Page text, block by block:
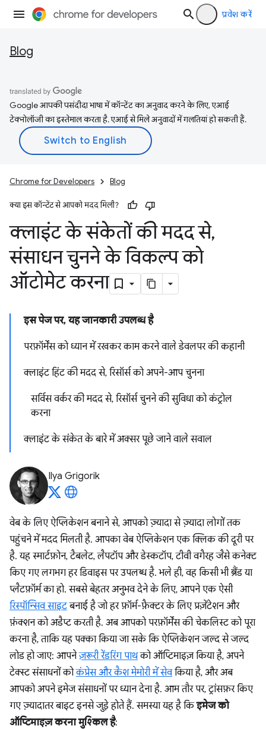
प्रवेश करें
Blog
Google आपकी पसंदीदा भाषा में कॉन्टेंट का अनुवाद करने के लिए, एआई
टेक्नोलॉजी का इस्तेमाल करता है. एआई से मिले अनुवादों में गलतियां हो सकती हैं.
Chrome for Developers Blog
क्या इस कॉन्टेंट से आपको मदद मिली?
क्लाइंट के संकेतों की मदद से,
संसाधन चुनने के विकल्प को
ऑटोमेट करना
इस पेज पर, यह जानकारी उपलब्ध है
परफ़ॉर्मेंस को ध्यान में रखकर काम करने वाले डेवलपर की कहानी
क्लाइंट हिंट की मदद से, रिसॉर्स को अपने-आप चुनना
सर्विस वर्कर की मदद से, रिसॉर्स चुनने की सुविधा को कंट्रोल
करना
क्लाइंट के संकेत के बारे में अक्सर पूछे जाने वाले सवाल
Ilya Grigorik
वेब के लिए ऐप्लिकेशन बनाने से, आपको ज़्यादा से ज़्यादा लोगों तक
पहुंचने में मदद मिलती है. आपका वेब ऐप्लिकेशन एक क्लिक की दूरी पर
है. यह स्मार्टफ़ोन, टैबलेट, लैपटॉप और डेस्कटॉप, टीवी वगैरह जैसे कनेक्ट
किए गए लगभग हर डिवाइस पर उपलब्ध है. भले ही, वह किसी भी ब्रैंड या
प्लैटफ़ॉर्म का हो. सबसे बेहतर अनुभव देने के लिए, आपने एक ऐसी
रिस्पॉन्सिव साइटबनाई है जो हर फ़ॉर्म-फ़ैक्टर के लिए प्रज़ेंटेशन और
फ़ंक्शन को अडैप्ट करती है. अब आपको परफ़ॉर्मेंस की चेकलिस्ट को पूरा
करना है, ताकि यह पक्का किया जा सके कि ऐप्लिकेशन जल्द से जल्द
लोड हो जाए: आपनेज़रूरी रेंडरिंग पाथको ऑप्टिमाइज़ किया है, अपने
टेक्स्ट संसाधनों कोकंप्रेस और कैश मेमोरी में सेवकिया है, और अब
आपको अपने इमेज संसाधनों पर ध्यान देना है. आम तौर पर, ट्रांसफ़र किए
गए ज़्यादातर बाइट इनसे जुड़े होते हैं. समस्या यह है किइमेज को
ऑप्टिमाइज़ करना मुश्किल है: